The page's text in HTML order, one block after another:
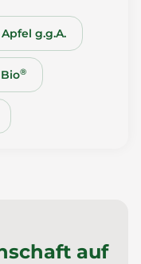
g.g.A.
®
auf